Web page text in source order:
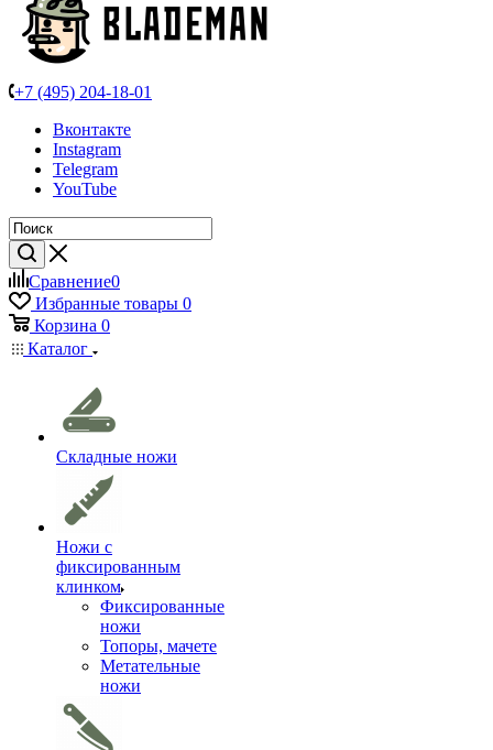
+7 (495) 204-18-01
Вконтакте
Instagram
Telegram
YouTube
Сравнение0
Избранные товары 0
Корзина 0
Каталог
Складные ножи
Ножи с
фиксированным
клинком
Фиксированные
ножи
Топоры, мачете
Метательные
ножи